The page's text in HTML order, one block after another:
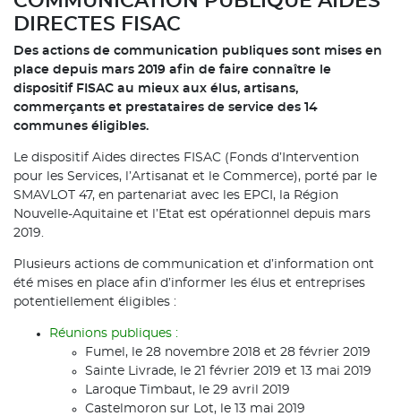
DIRECTES FISAC
Des actions de communication publiques sont mises en
place depuis mars 2019 afin de faire connaître le
dispositif FISAC au mieux aux élus, artisans,
commerçants et prestataires de service des 14
communes éligibles.
Le dispositif Aides directes FISAC (Fonds d’Intervention
pour les Services, l’Artisanat et le Commerce), porté par le
SMAVLOT 47, en partenariat avec les EPCI, la Région
Nouvelle-Aquitaine et l’Etat est opérationnel depuis mars
2019.
Plusieurs actions de communication et d’information ont
été mises en place afin d’informer les élus et entreprises
potentiellement éligibles :
Réunions publiques :
Fumel, le 28 novembre 2018 et 28 février 2019
Sainte Livrade, le 21 février 2019 et 13 mai 2019
Laroque Timbaut, le 29 avril 2019
Castelmoron sur Lot, le 13 mai 2019